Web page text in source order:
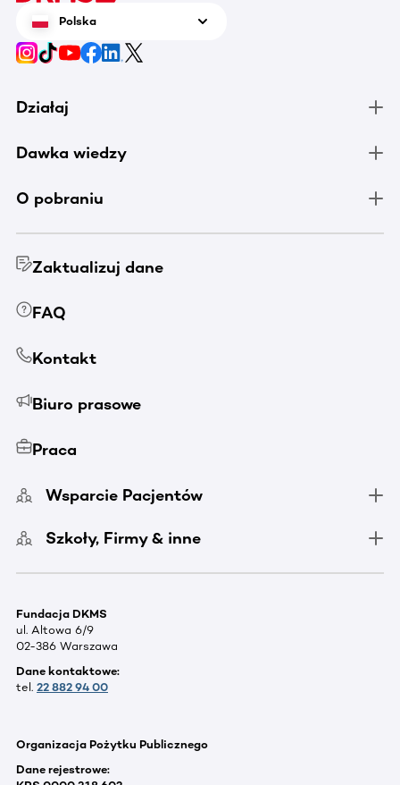
Polska
Działaj
Dawka wiedzy
O pobraniu
Zaktualizuj dane
FAQ
Kontakt
Biuro prasowe
Praca
Wsparcie Pacjentów
Szkoły, Firmy & inne
Fundacja DKMS
ul. Altowa 6/9
02-386 Warszawa
Dane kontaktowe:
tel. 22 882 94 00
Organizacja Pożytku Publicznego
Dane rejestrowe: